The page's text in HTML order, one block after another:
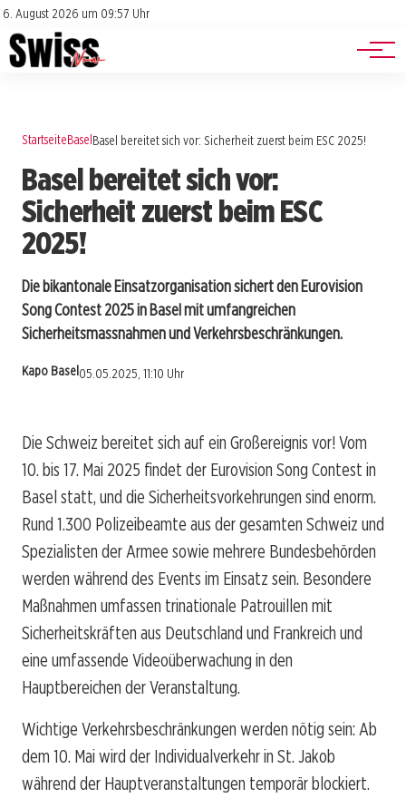
6. August 2026 um 09:57 Uhr
Impressum
Datenschutz
Jobs
Events
StartseiteBaselBasel bereitet sich vor: Sicherheit zuerst beim ESC 2025!
Basel bereitet sich vor:
Sicherheit zuerst beim ESC
2025!
Die bikantonale Einsatzorganisation sichert den Eurovision
Song Contest 2025 in Basel mit umfangreichen
Sicherheitsmassnahmen und Verkehrsbeschränkungen.
Kapo Basel 05.05.2025, 11:10 Uhr
Die Schweiz bereitet sich auf ein Großereignis vor! Vom
10. bis 17. Mai 2025 findet der Eurovision Song Contest in
Basel statt, und die Sicherheitsvorkehrungen sind enorm.
Rund 1.300 Polizeibeamte aus der gesamten Schweiz und
Spezialisten der Armee sowie mehrere Bundesbehörden
werden während des Events im Einsatz sein. Besondere
Maßnahmen umfassen trinationale Patrouillen mit
Sicherheitskräften aus Deutschland und Frankreich und
eine umfassende Videoüberwachung in den
Hauptbereichen der Veranstaltung.
Wichtige Verkehrsbeschränkungen werden nötig sein: Ab
dem 10. Mai wird der Individualverkehr in St. Jakob
während der Hauptveranstaltungen temporär blockiert.